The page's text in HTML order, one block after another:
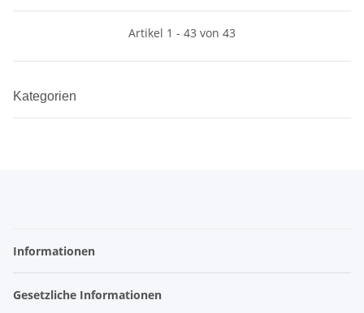
Artikel 1 - 43 von 43
Kategorien
Informationen
Gesetzliche Informationen